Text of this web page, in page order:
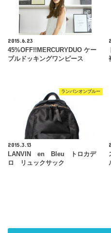
2015.6.23
45%OFF!!MERCURYDUO ケー
ブルドッキングワンピース
ランバンオンブルー
2015.3.13
LANVIN en Bleu トロカデ
ロ リュックサック